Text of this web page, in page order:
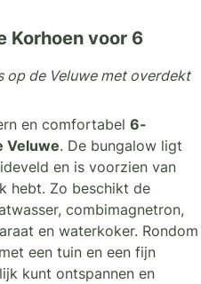
Korhoen voor 6
op de Veluwe met overdekt
en comfortabel 6-
Veluwe. De bungalow ligt
en is voorzien van
hebt. Zo beschikt de
combimagnetron,
en waterkoker. Rondom
een tuin en een fijn
kunt ontspannen en